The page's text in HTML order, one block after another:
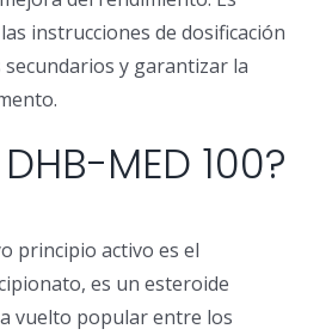
instrucciones de dosificación
y garantizar la
MED 100?
principio activo es el
es un esteroide
vuelto popular entre los